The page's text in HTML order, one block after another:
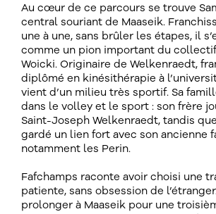
Au cœur de ce parcours se trouve
central souriant de Maaseik.
une à une, sans brûler les étapes, il
comme un pion important du
Woicki. Originaire de Welkenraedt,
diplômé en kinésithérapie à
vient d’un milieu très sportif. Sa
dans le volley et le sport : son frère
Saint-Joseph Welkenraedt, tandis
gardé un lien fort avec son ancienne
notamment les Perin.
Fafchamps raconte avoir choisi une
patiente, sans obsession de
prolonger à Maaseik pour une